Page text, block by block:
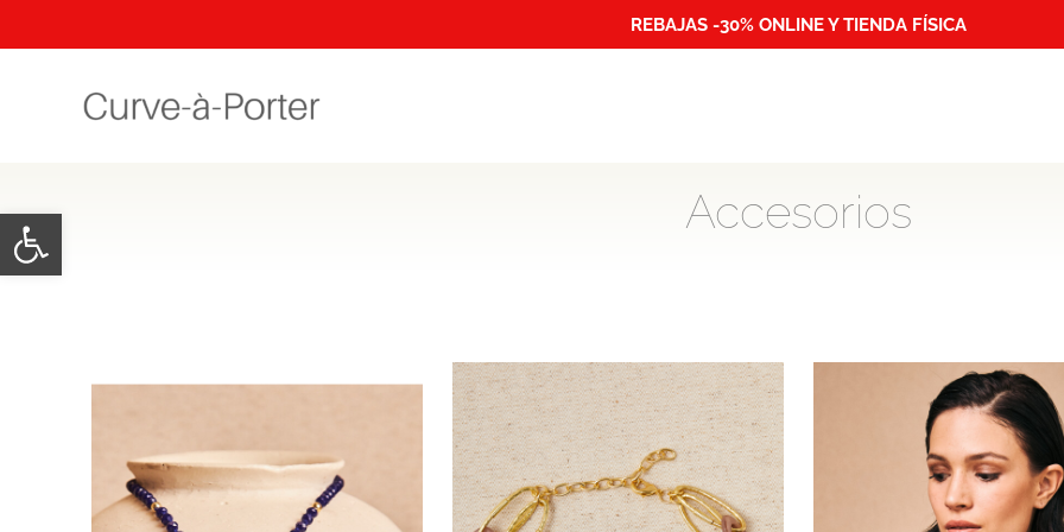
Abrir barra de herramientas
REBAJAS -30% ONLINE Y TIENDA FÍSICA
Accesorios